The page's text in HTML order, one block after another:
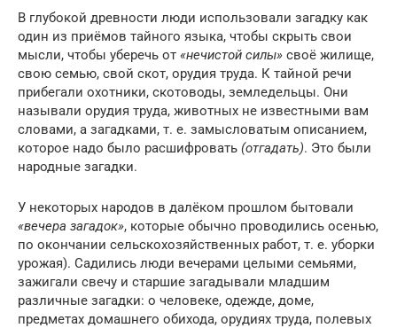
В глубокой древности люди использовали загадку как
один из приёмов тайного языка, чтобы скрыть свои
мысли, чтобы уберечь от «нечистой силы» своё жилище,
свою семью, свой скот, орудия труда. К тайной речи
прибегали охотники, скотоводы, земледельцы. Они
называли орудия труда, животных не известными вам
словами, а загадками, т. е. замысловатым описанием,
которое надо было расшифровать (отгадать). Это были
народные загадки.
У некоторых народов в далёком прошлом бытовали
«вечера загадок», которые обычно проводились осенью,
по окончании сельскохозяйственных работ, т. е. уборки
урожая). Садились люди вечерами целыми семьями,
зажигали свечу и старшие загадывали младшим
различные загадки: о человеке, одежде, доме,
предметах домашнего обихода, орудиях труда, полевых